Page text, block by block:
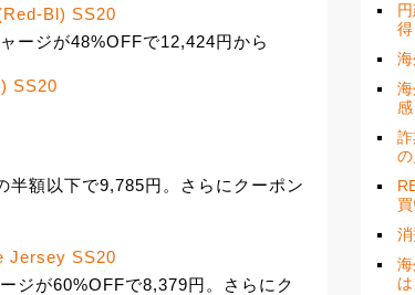
Bl) SS20
ージが48%OFFで12,424円から
SS20
額以下で9,785円。さらにクーポン
Jersey SS20
ジが60%OFFで8,379円。さらにク
得
は